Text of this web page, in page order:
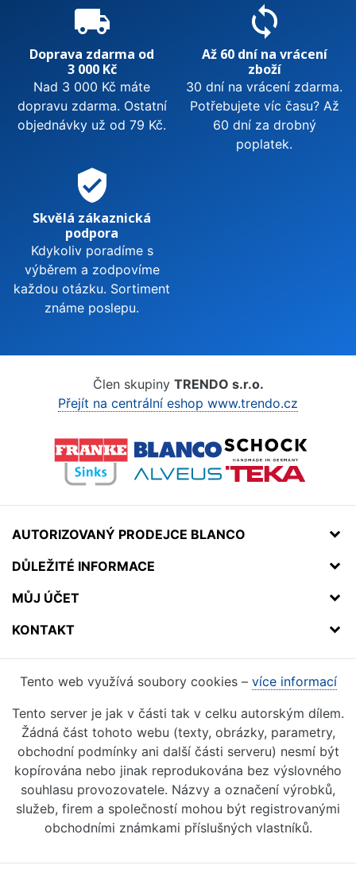
local_shipping
Doprava zdarma od
3 000 Kč
Nad 3 000 Kč máte
dopravu zdarma. Ostatní
objednávky už od 79 Kč.
sync
Až 60 dní na vrácení
zboží
30 dní na vrácení zdarma.
Potřebujete víc času? Až
60 dní za drobný
poplatek.
verified_user
Skvělá zákaznická
podpora
Kdykoliv poradíme s
výběrem a zodpovíme
každou otázku. Sortiment
známe poslepu.
Člen skupiny TRENDO s.r.o.
Přejít na centrální eshop www.trendo.cz
AUTORIZOVANÝ PRODEJCE BLANCO
DŮLEŽITÉ INFORMACE
MŮJ ÚČET
KONTAKT
Tento web využívá soubory cookies – více informací
Tento server je jak v části tak v celku autorským dílem.
Žádná část tohoto webu (texty, obrázky, parametry,
obchodní podmínky ani další části serveru) nesmí být
kopírována nebo jinak reprodukována bez výslovného
souhlasu provozovatele. Názvy a označení výrobků,
služeb, firem a společností mohou být registrovanými
obchodními známkami příslušných vlastníků.